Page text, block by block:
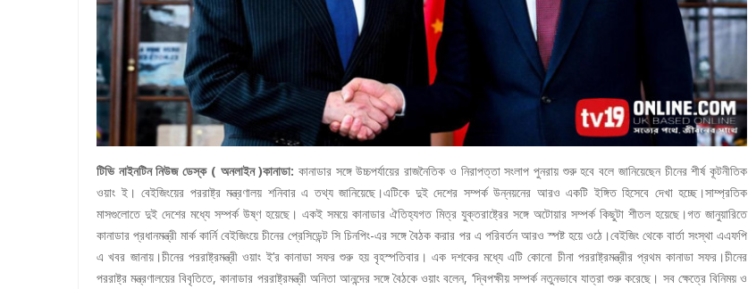
টিভি নাইনটিন নিউজ ডেস্ক ( অনলাইন )কানাডা: কানাডার সঙ্গে উচ্চপর্যায়ের রাজনৈতিক ও নিরাপত্তা সংলাপ পুনরায় শুরু হবে বলে জানিয়েছেন চীনের শীর্ষ কূটনীতিক
ওয়াং ই। বেইজিংয়ের পররাষ্ট্র মন্ত্রণালয় শনিবার এ তথ্য জানিয়েছে।এটিকে দুই দেশের সম্পর্ক উন্নয়নের আরও একটি ইঙ্গিত হিসেবে দেখা হচ্ছে।সাম্প্রতিক
মাসগুলোতে দুই দেশের মধ্যে সম্পর্ক উষ্ণ হয়েছে। একই সময়ে কানাডার ঐতিহ্যগত মিত্র যুক্তরাষ্ট্রের সঙ্গে অটোয়ার সম্পর্ক কিছুটা শীতল হয়েছে।গত জানুয়ারিতে
কানাডার প্রধানমন্ত্রী মার্ক কার্নি বেইজিংয়ে চীনের প্রেসিডেন্ট সি চিনপিং-এর সঙ্গে বৈঠক করার পর এ পরিবর্তন আরও স্পষ্ট হয়ে ওঠে।বেইজিং থেকে বার্তা সংস্থা এএফপি
এ খবর জানায়।চীনের পররাষ্ট্রমন্ত্রী ওয়াং ই’র কানাডা সফর শুরু হয় বৃহস্পতিবার। এক দশকের মধ্যে এটি কোনো চীনা পররাষ্ট্রমন্ত্রীর প্রথম কানাডা সফর।চীনের
পররাষ্ট্র মন্ত্রণালয়ের বিবৃতিতে, কানাডার পররাষ্ট্রমন্ত্রী অনিতা আনন্দের সঙ্গে বৈঠকে ওয়াং বলেন, ‘দ্বিপক্ষীয় সম্পর্ক নতুনভাবে যাত্রা শুরু করেছে। সব ক্ষেত্রে বিনিময় ও